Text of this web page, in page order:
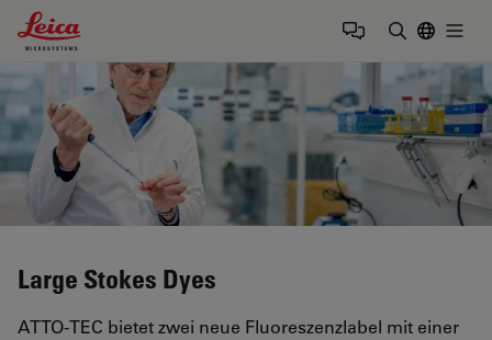
Leica Microsystems Logo
Large Stokes Dyes
ATTO-TEC bietet zwei neue Fluoreszenzlabel mit einer